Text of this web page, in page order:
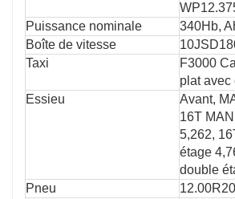
Puissance nominale
340Hb,
Boîte de vitesse
Taxi
F3000
plat avec
Essieu
Avant,
16T
5,262,
étage
double
Pneu
12.00R20